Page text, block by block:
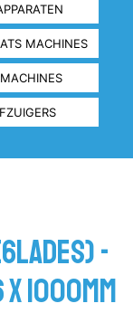
MACHINES
-
1000mm